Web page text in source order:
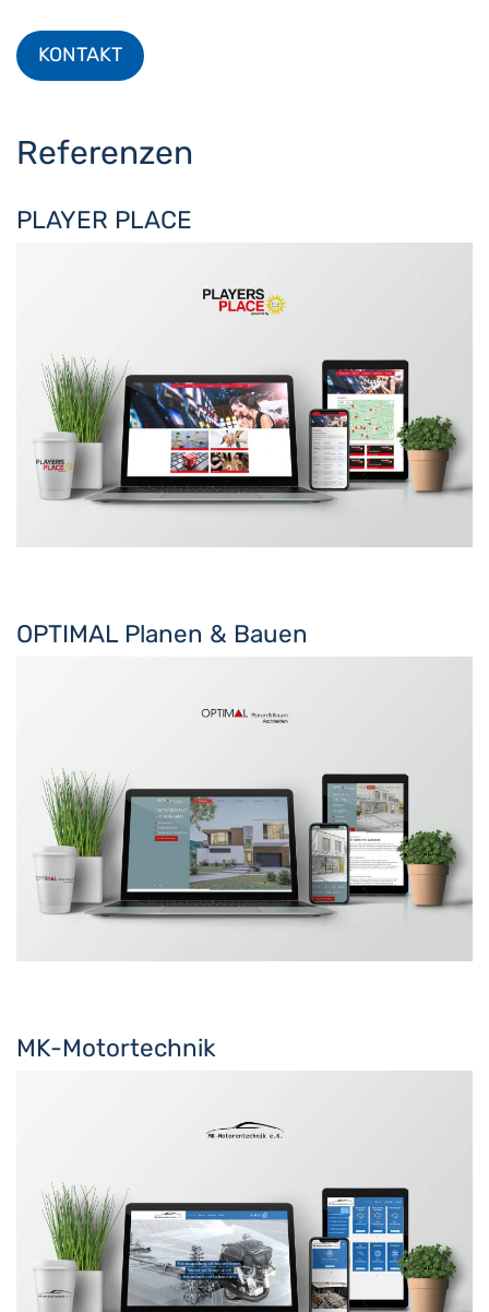
KONTAKT
Referenzen
PLAYER PLACE
OPTIMAL Planen & Bauen
MK-Motortechnik